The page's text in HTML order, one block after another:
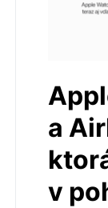
a
v